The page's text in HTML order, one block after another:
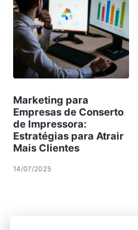
Marketing para
Empresas de Conserto
de Impressora:
Estratégias para Atrair
Mais Clientes
14/07/2025